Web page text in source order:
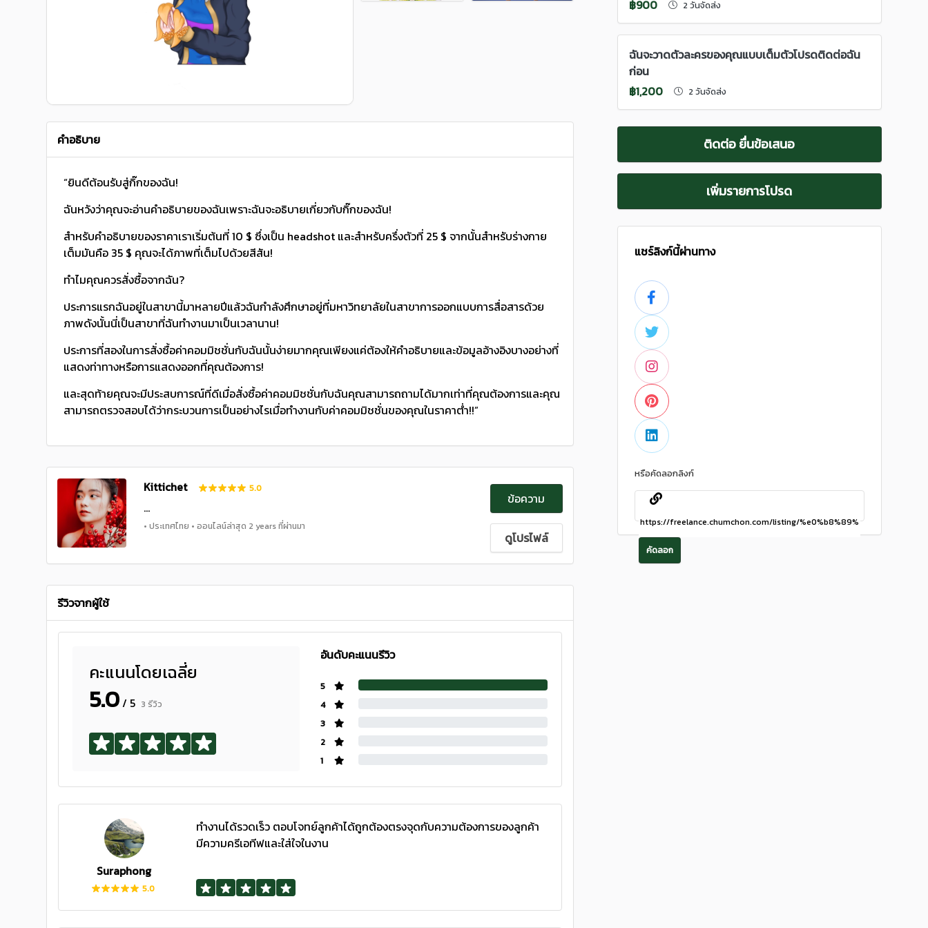
฿900 2 วันจัดส่ง
ฉันจะวาดตัวละครของคุณแบบเต็มตัวโปรดติดต่อฉัน
ก่อน
฿1,200
2 วันจัดส่ง
ติดต่อ ยื่นข้อเสนอ
เพิ่มรายการโปรด
แชร์ลิงก์นี้ผ่านทาง
หรือคัดลอกลิงก์
คัดลอก
คำอธิบาย
“ยินดีต้อนรับสู่กิ๊กของฉัน!
ฉันหวังว่าคุณจะอ่านคําอธิบายของฉันเพราะฉันจะอธิบายเกี่ยวกับกิ๊กของฉัน!
สําหรับคําอธิบายของราคาเราเริ่มต้นที่ 10 $ ซึ่งเป็น headshot และสําหรับครึ่งตัวที่ 25 $ จากนั้นสําหรับร่างกาย
เต็มมันคือ 35 $ คุณจะได้ภาพที่เต็มไปด้วยสีสัน!
ทําไมคุณควรสั่งซื้อจากฉัน?
ประการแรกฉันอยู่ในสาขานี้มาหลายปีแล้วฉันกําลังศึกษาอยู่ที่มหาวิทยาลัยในสาขาการออกแบบการสื่อสารด้วย
ภาพดังนั้นนี่เป็นสาขาที่ฉันทํางานมาเป็นเวลานาน!
ประการที่สองในการสั่งซื้อค่าคอมมิชชั่นกับฉันนั้นง่ายมากคุณเพียงแค่ต้องให้คําอธิบายและข้อมูลอ้างอิงบางอย่างที่
แสดงท่าทางหรือการแสดงออกที่คุณต้องการ!
และสุดท้ายคุณจะมีประสบการณ์ที่ดีเมื่อสั่งซื้อค่าคอมมิชชั่นกับฉันคุณสามารถถามได้มากเท่าที่คุณต้องการและคุณ
สามารถตรวจสอบได้ว่ากระบวนการเป็นอย่างไรเมื่อทํางานกับค่าคอมมิชชั่นของคุณในราคาต่ํา!!”
Kittichet 5.0
...
• ประเทศไทย • ออนไลน์ล่าสุด 2 years ที่ผ่านมา
ข้อความ
ดูโปรไฟล์
รีวิวจากผู้ใช้
คะแนนโดยเฉลี่ย
5.0/ 5 3 รีวิว
อันดับคะแนนรีวิว
5
4
3
2
1
Suraphong
5.0
ทำงานได้รวดเร็ว ตอบโจทย์ลูกค้าได้ถูกต้องตรงจุดกับความต้องการของลูกค้า
มีความครีเอทีฟและใส่ใจในงาน